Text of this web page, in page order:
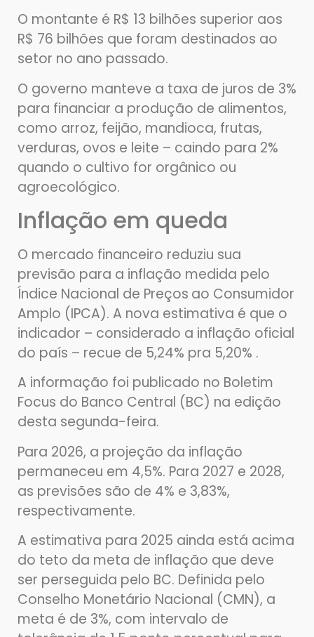
O montante é R$ 13 bilhões superior aos
R$ 76 bilhões que foram destinados ao
setor no ano passado.
O governo manteve a taxa de juros de 3%
para financiar a produção de alimentos,
como arroz, feijão, mandioca, frutas,
verduras, ovos e leite – caindo para 2%
quando o cultivo for orgânico ou
agroecológico.
Inflação em queda
O mercado financeiro reduziu sua
previsão para a inflação medida pelo
Índice Nacional de Preços ao Consumidor
Amplo (IPCA). A nova estimativa é que o
indicador – considerado a inflação oficial
do país – recue de 5,24% pra 5,20% .
A informação foi publicado no Boletim
Focus do Banco Central (BC) na edição
desta segunda-feira.
Para 2026, a projeção da inflação
permaneceu em 4,5%. Para 2027 e 2028,
as previsões são de 4% e 3,83%,
respectivamente.
A estimativa para 2025 ainda está acima
do teto da meta de inflação que deve
ser perseguida pelo BC. Definida pelo
Conselho Monetário Nacional (CMN), a
meta é de 3%, com intervalo de